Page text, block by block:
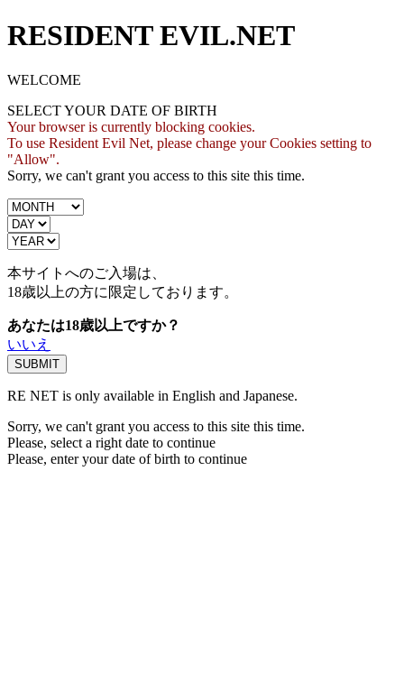
RESIDENT EVIL.NET
WELCOME
SELECT YOUR DATE OF BIRTH
Your browser is currently blocking cookies.
To use Resident Evil Net, please change your Cookies setting to
"Allow".
Sorry, we can't grant you access to this site this time.
本サイトへのご入場は、
18歳以上の方に限定しております。
あなたは18歳以上ですか？
いいえ
RE NET is only available in English and Japanese.
Sorry, we can't grant you access to this site this time.
Please, select a right date to continue
Please, enter your date of birth to continue